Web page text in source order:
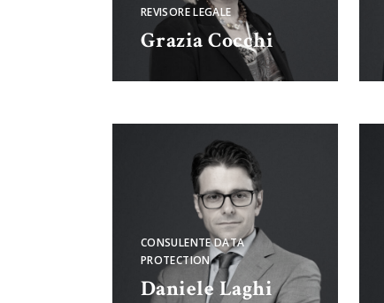
REVISORE LEGALE
Grazia Cocchi
CONSULENTE DATA
PROTECTION
Daniele Laghi